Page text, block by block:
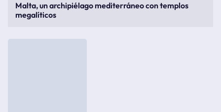
Malta, un archipiélago mediterráneo con templos
megalíticos